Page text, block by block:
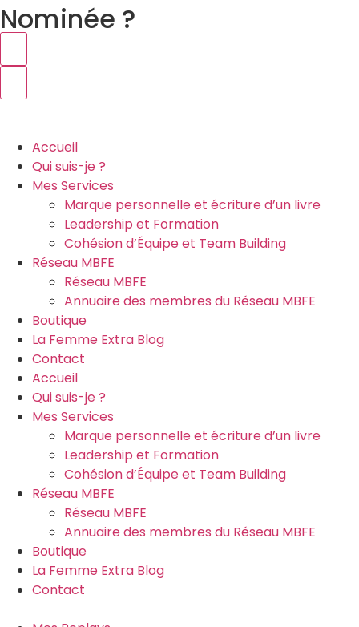
Nominée ?
Accueil
Qui suis-je ?
Mes Services
Marque personnelle et écriture d’un livre
Leadership et Formation
Cohésion d’Équipe et Team Building
Réseau MBFE
Réseau MBFE
Annuaire des membres du Réseau MBFE
Boutique
La Femme Extra Blog
Contact
Accueil
Qui suis-je ?
Mes Services
Marque personnelle et écriture d’un livre
Leadership et Formation
Cohésion d’Équipe et Team Building
Réseau MBFE
Réseau MBFE
Annuaire des membres du Réseau MBFE
Boutique
La Femme Extra Blog
Contact